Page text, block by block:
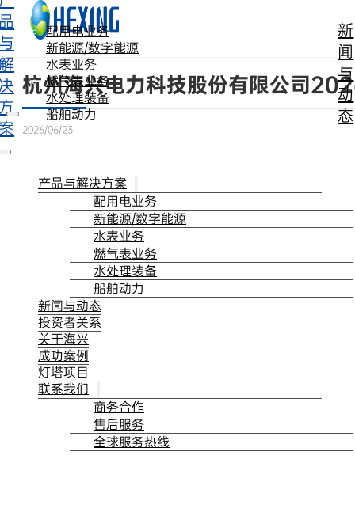
跳转到主要内容 跳转到页脚
配用电业务
新能源/数字能源
水表业务
燃气表业务
水处理装备
船舶动力
新
闻
与
动
态
产品与解决方案
配用电业务
新能源/数字能源
水表业务
燃气表业务
水处理装备
船舶动力
新闻与动态
投资者关系
关于海兴
成功案例
灯塔项目
联系我们
商务合作
售后服务
全球服务热线
杭州海兴电力科技股份有限公司
2026/06/23